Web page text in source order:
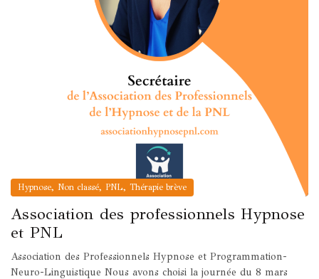
Hypnose, Non classé, PNL, Thérapie brève
Association des professionnels Hypnose
et PNL
Association des Professionnels Hypnose et Programmation-
Neuro-Linguistique Nous avons choisi la journée du 8 mars